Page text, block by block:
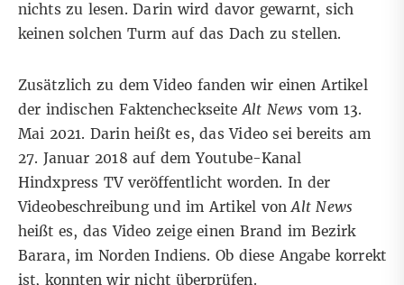
nichts zu lesen. Darin wird davor gewarnt, sich
keinen solchen Turm auf das Dach zu stellen.
Zusätzlich zu dem Video fanden wir einen Artikel
der indischen FaktencheckseiteAlt News vom 13.
Mai 2021. Darin heißt es, das Video sei bereits am
27. Januar 2018 auf dem Youtube-Kanal
Hindxpress TVveröffentlicht worden. In der
Videobeschreibung und im Artikel vonAlt News
heißt es, das Video zeige einen Brand im Bezirk
Barara, imNorden Indiens. Ob diese Angabe korrekt
ist, konnten wir nicht überprüfen.